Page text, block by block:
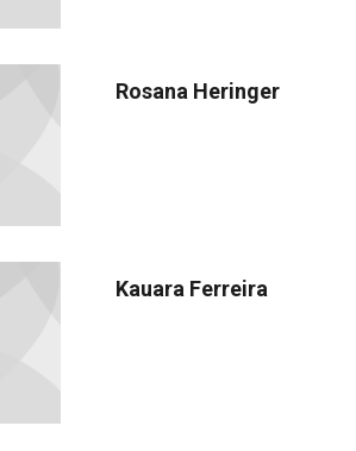
Rosana Heringer
Kauara Ferreira